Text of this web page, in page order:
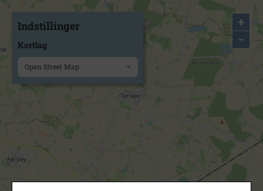
+
−
Indstillinger
Kortlag
Open Street Map